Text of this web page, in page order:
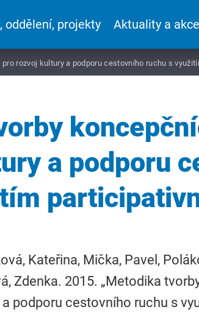
oddělení, projekty Aktuality a akce
rozvoj kultury a podporu cestovního ruchu s
a podporu
Kateřina, Mička, Pavel,
Zdenka. 2015. „Metodika
a podporu cestovního ruchu s